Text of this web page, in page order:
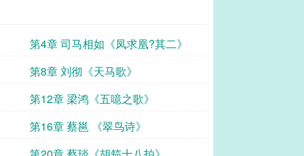
第4章 司马相如《凤求凰?其二》
第8章 刘彻《天马歌》
第12章 梁鸿《五噫之歌》
第16章 蔡邕 《翠鸟诗》